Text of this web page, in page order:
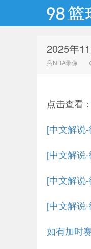
98篮球网
2025年
NBA录像
点击查看：
[中文解说
[中文解说
[中文解说
[中文解说
如有加时